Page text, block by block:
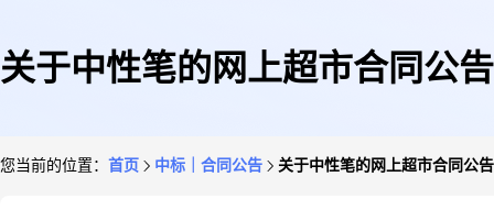
关于中性笔的网上超市合同公告
您当前的位置： 首页 中标｜合同公告 关于中性笔的网上超市合同公告